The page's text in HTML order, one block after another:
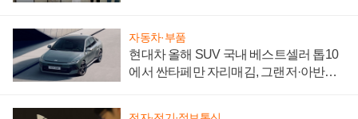
자동차·부품
현대차 올해 SUV 국내 베스트셀러 톱10
에서 싼타페만 자리매김, 그랜저·아반떼